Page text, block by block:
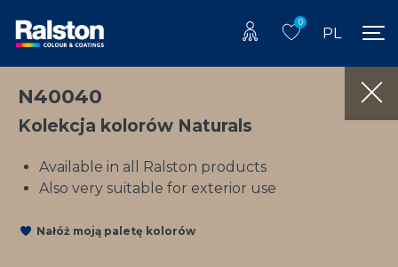
0
PL
N40040
Kolekcja kolorów Naturals
Available in all Ralston products
Also very suitable for exterior use
Nałóż moją paletę kolorów